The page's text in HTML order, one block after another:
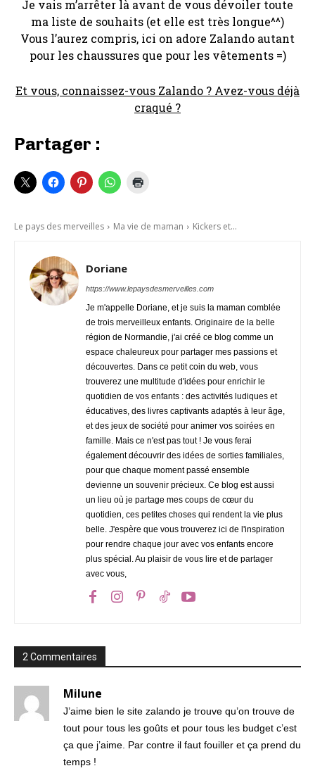
Je vais m’arrêter là avant de vous dévoiler toute
ma liste de souhaits (et elle est très longue^^)
Vous l’aurez compris, ici on adore Zalando autant
pour les chaussures que pour les vêtements =)
Et vous, connaissez-vous Zalando ? Avez-vous déjà
craqué ?
Partager :
Le pays des merveilles Ma vie de maman Kickers et...
Doriane
https://www.lepaysdesmerveilles.com
Je m'appelle Doriane, et je suis la maman comblée
de trois merveilleux enfants. Originaire de la belle
région de Normandie, j'ai créé ce blog comme un
espace chaleureux pour partager mes passions et
découvertes. Dans ce petit coin du web, vous
trouverez une multitude d'idées pour enrichir le
quotidien de vos enfants : des activités ludiques et
éducatives, des livres captivants adaptés à leur âge,
et des jeux de société pour animer vos soirées en
famille. Mais ce n'est pas tout ! Je vous ferai
également découvrir des idées de sorties familiales,
pour que chaque moment passé ensemble
devienne un souvenir précieux. Ce blog est aussi
un lieu où je partage mes coups de cœur du
quotidien, ces petites choses qui rendent la vie plus
belle. J'espère que vous trouverez ici de l'inspiration
pour rendre chaque jour avec vos enfants encore
plus spécial. Au plaisir de vous lire et de partager
avec vous,
2 Commentaires
Milune
J’aime bien le site zalando je trouve qu’on trouve de
tout pour tous les goûts et pour tous les budget c’est
ça que j’aime. Par contre il faut fouiller et ça prend du
temps !